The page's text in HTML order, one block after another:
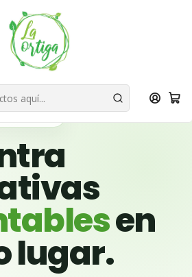
quieren un planeta más verde...
Nuestra Misión
Arauco
DE CHILE
en
lugar.